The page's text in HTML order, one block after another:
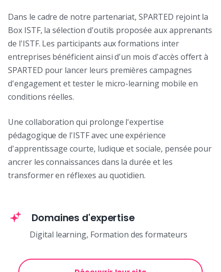
Dans le cadre de notre partenariat, SPARTED rejoint la
Box ISTF, la sélection d'outils proposée aux apprenants
de l'ISTF. Les participants aux formations inter
entreprises bénéficient ainsi d'un mois d'accès offert à
SPARTED pour lancer leurs premières campagnes
d'engagement et tester le micro-learning mobile en
conditions réelles.
Une collaboration qui prolonge l'expertise
pédagogique de l'ISTF avec une expérience
d'apprentissage courte, ludique et sociale, pensée pour
ancrer les connaissances dans la durée et les
transformer en réflexes au quotidien.
Domaines d'expertise
Digital learning, Formation des formateurs